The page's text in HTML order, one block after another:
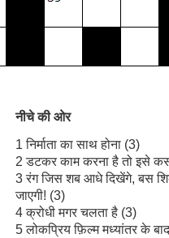
नीचे की ओर
1 निर्माता का साथ होना (3)
2 डटकर काम करना है तो इसे
3 रंग जिस शब आधे दिखेंगे, बस
जाएगी! (3)
4 क्रोधी मगर चलता है (3)
5 लोकप्रिय फ़िल्म मध्यांतर के